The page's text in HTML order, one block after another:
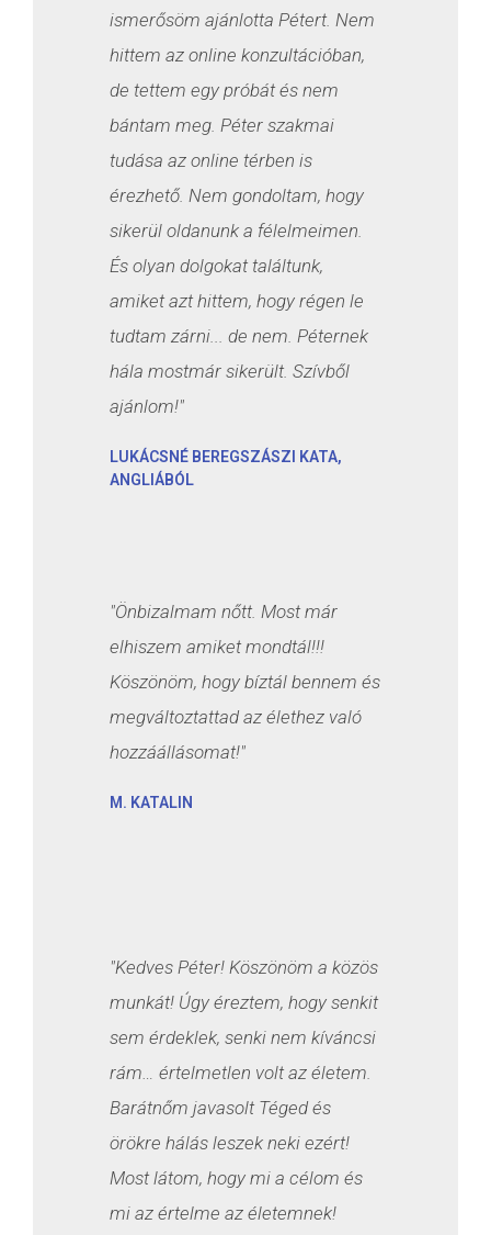
ismerősöm ajánlotta Pétert. Nem
hittem az online konzultációban,
de tettem egy próbát és nem
bántam meg. Péter szakmai
tudása az online térben is
érezhető. Nem gondoltam, hogy
sikerül oldanunk a félelmeimen.
És olyan dolgokat találtunk,
amiket azt hittem, hogy régen le
tudtam zárni... de nem. Péternek
hála mostmár sikerült. Szívből
ajánlom!"
LUKÁCSNÉ BEREGSZÁSZI KATA,
ANGLIÁBÓL
"Önbizalmam nőtt. Most már
elhiszem amiket mondtál!!!
Köszönöm, hogy bíztál bennem és
megváltoztattad az élethez való
hozzáállásomat!"
M. KATALIN
"Kedves Péter! Köszönöm a közös
munkát! Úgy éreztem, hogy senkit
sem érdeklek, senki nem kíváncsi
rám… értelmetlen volt az életem.
Barátnőm javasolt Téged és
örökre hálás leszek neki ezért!
Most látom, hogy mi a célom és
mi az értelme az életemnek!